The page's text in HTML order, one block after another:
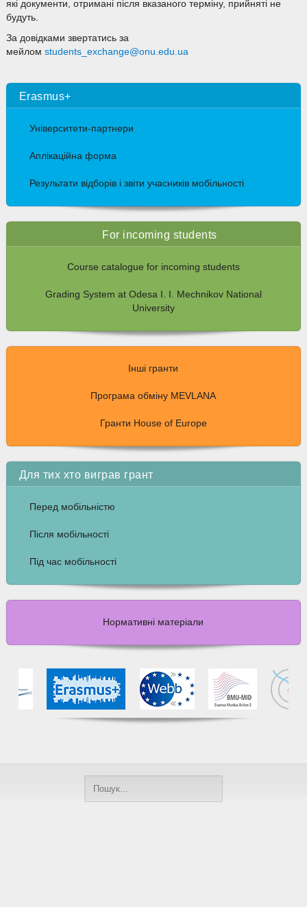
які документи, отримані після вказаного терміну, прийняті не
будуть.
За довідками звертатись за
мейлом students_exchange@onu.edu.ua
Erasmus+
Університети-партнери
Аплікаційна форма
Результати відборів і звіти учасників мобільності
For incoming students
Course catalogue for incoming students
Grading System at Odesa I. I. Mechnikov National
University
Інші гранти
Програма обміну MEVLANA
Гранти House of Europe
Для тих хто виграв грант
Перед мобільністю
Після мобільності
Під час мобільності
Нормативні матеріали